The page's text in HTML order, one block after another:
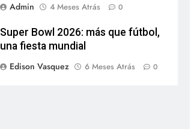
Admin
4 Meses Atrás 0
Super Bowl 2026: más que fútbol,
una fiesta mundial
Edison Vasquez
6 Meses Atrás 0